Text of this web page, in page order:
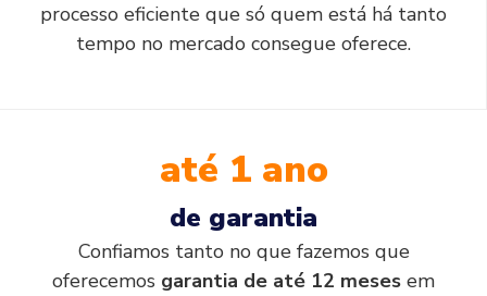
processo eficiente que só quem está há tanto
tempo no mercado consegue oferece.
até 1 ano
de garantia
Confiamos tanto no que fazemos que
oferecemos garantia de até 12 meses em